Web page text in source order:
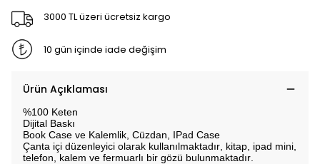
3000 TL üzeri ücretsiz kargo
10 gün içinde iade değişim
Ürün Açıklaması
%100 Keten
Dijital Baskı
Book Case ve Kalemlik, Cüzdan, IPad Case
Çanta içi düzenleyici olarak kullanılmaktadır, kitap, ipad mini,
telefon, kalem ve fermuarlı bir gözü bulunmaktadır.